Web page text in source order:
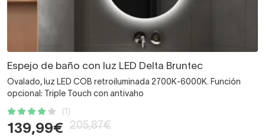
Espejo de baño con luz LED Delta Bruntec
Ovalado, luz LED COB retroiluminada 2700K-6000K. Función
opcional: Triple Touch con antivaho
(1)
139,99€ 205,87€